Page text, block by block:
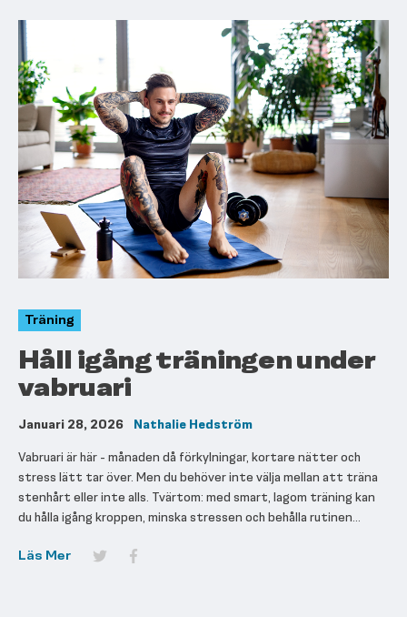
Träning
Håll igång träningen under
vabruari
Januari 28, 2026
Nathalie Hedström
Vabruari är här - månaden då förkylningar, kortare nätter och
stress lätt tar över. Men du behöver inte välja mellan att träna
stenhårt eller inte alls. Tvärtom: med smart, lagom träning kan
du hålla igång kroppen, minska stressen och behålla rutinen...
Läs Mer